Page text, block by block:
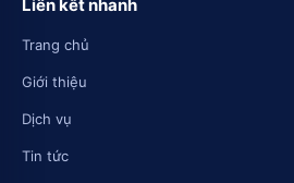
Liên kết nhanh
Trang chủ
Giới thiệu
Dịch vụ
Tin tức